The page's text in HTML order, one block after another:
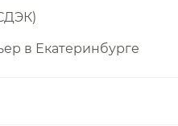
в Екатеринбурге